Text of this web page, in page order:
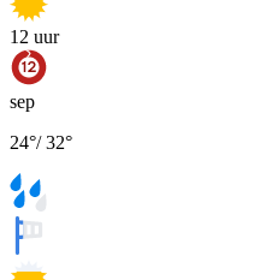
12 uur
sep
24°/32°